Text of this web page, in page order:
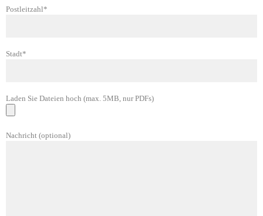
Postleitzahl*
Stadt*
Laden Sie Dateien hoch (max. 5MB, nur PDFs)
Nachricht (optional)